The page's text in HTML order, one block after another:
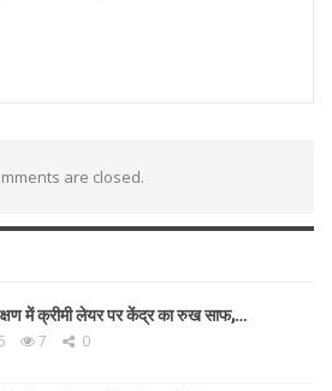
are closed.
में क्रीमी लेयर पर केंद्र का रुख साफ,…
7 0